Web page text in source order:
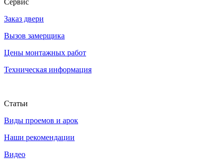
Заказ двери
Вызов замерщика
Цены монтажных работ
Техническая информация
Статьи
Виды проемов и арок
Наши рекомендации
Видео